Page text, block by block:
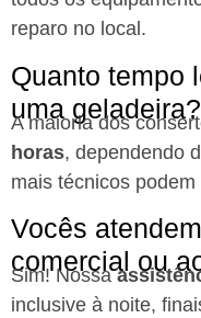
reparo no local.
Quanto tempo
uma geladeira?
A maioria dos
horas, dependendo
mais técnicos
Vocês
comercial ou
Sim! Nossa
inclusive à noite,